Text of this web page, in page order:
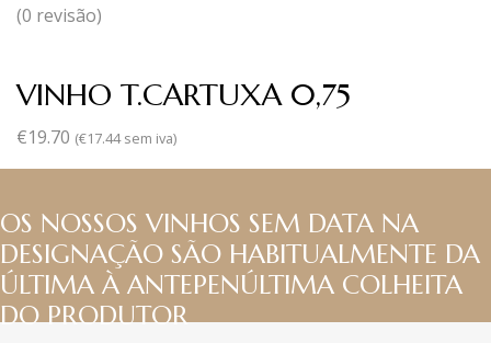
(0 revisão)
VINHO T.CARTUXA 0,75
€19.70 (€17.44sem iva)
OS NOSSOS VINHOS SEM DATA NA
DESIGNAÇÃO SÃO HABITUALMENTE DA
ÚLTIMA À ANTEPENÚLTIMA COLHEITA
DO PRODUTOR